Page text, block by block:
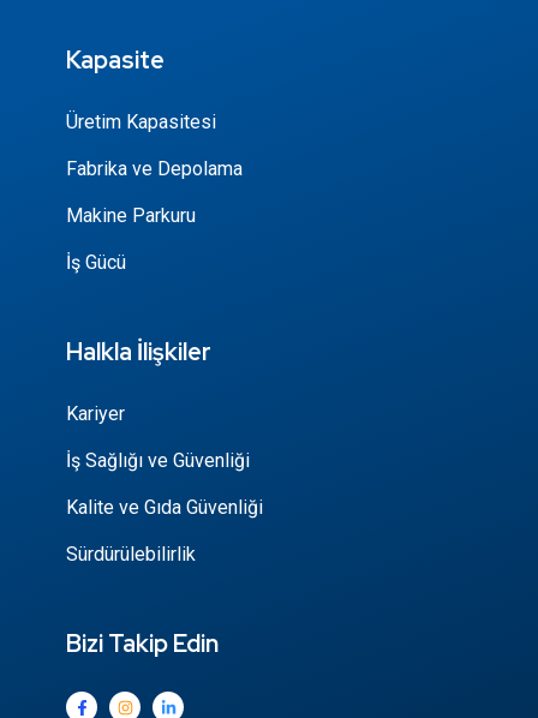
Kapasite
Üretim Kapasitesi
Fabrika ve Depolama
Makine Parkuru
İş Gücü
Halkla İlişkiler
Kariyer
İş Sağlığı ve Güvenliği
Kalite ve Gıda Güvenliği
Sürdürülebilirlik
Bizi Takip Edin